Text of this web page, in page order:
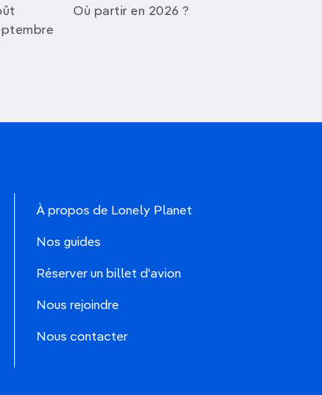
Où partir en 2026 ?
À propos de Lonely Planet
Nos guides
Réserver un billet d'avion
Nous rejoindre
Nous contacter